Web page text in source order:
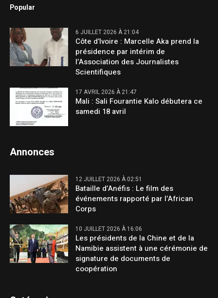
Popular
6 JUILLET 2026 À 21:04
Côte d’Ivoire : Marcelle Aka prend la
présidence par intérim de
l’Association des Journalistes
Scientifiques
17 AVRIL 2026 À 21:47
Mali : Sali Fourantie Kalo débutera ce
samedi 18 avril
Annonces
12 JUILLET 2026 À 02:51
Bataille d’Anéfis : Le film des
événements rapporté par l’African
Corps
10 JUILLET 2026 À 16:06
Les présidents de la Chine et de la
Namibie assistent à une cérémonie de
signature de documents de
coopération